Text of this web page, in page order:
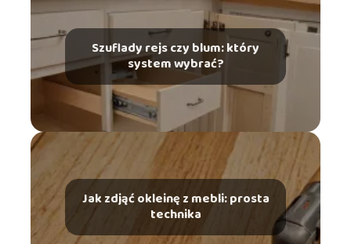
Szuflady rejs czy blum: który
system wybrać?
Jak zdjąć okleinę z mebli: prosta
technika